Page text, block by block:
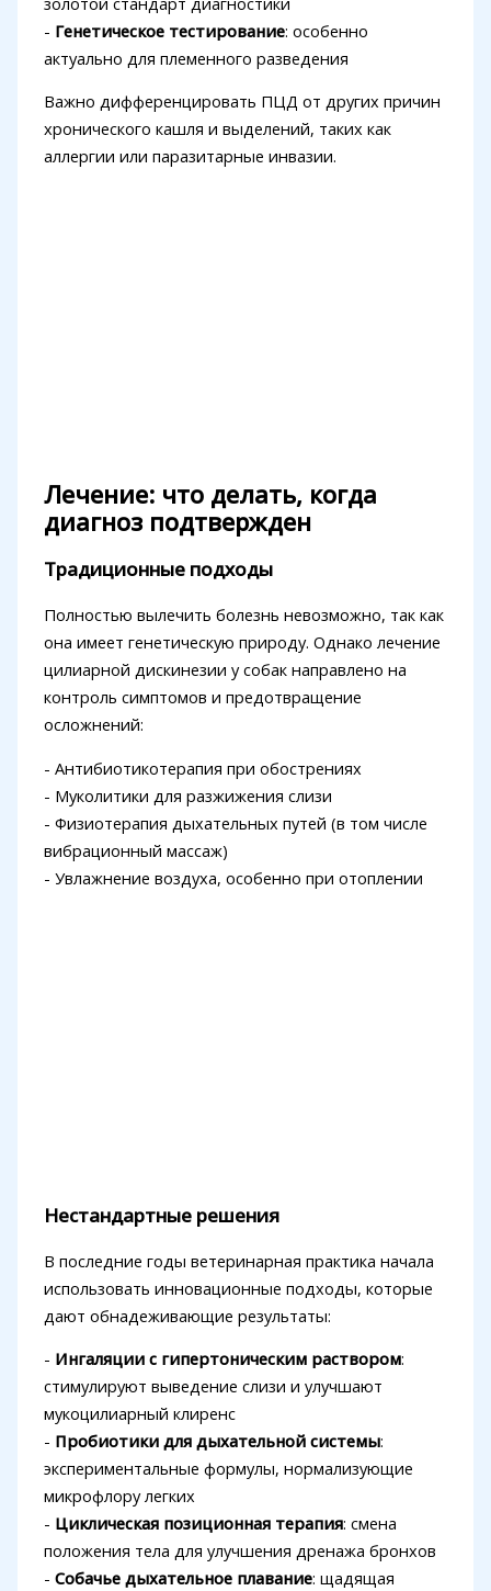
- Генетическое тестирование: особенно
актуально для племенного разведения
Важно дифференцировать ПЦД от других причин
хронического кашля и выделений, таких как
аллергии или паразитарные инвазии.
Лечение: что делать, когда
диагноз подтвержден
Традиционные подходы
Полностью вылечить болезнь невозможно, так как
она имеет генетическую природу. Однако лечение
цилиарной дискинезии у собак направлено на
контроль симптомов и предотвращение
осложнений:
- Антибиотикотерапия при обострениях
- Муколитики для разжижения слизи
- Физиотерапия дыхательных путей (в том числе
вибрационный массаж)
- Увлажнение воздуха, особенно при отоплении
Нестандартные решения
В последние годы ветеринарная практика начала
использовать инновационные подходы, которые
дают обнадеживающие результаты:
- Ингаляции с гипертоническим раствором:
стимулируют выведение слизи и улучшают
мукоцилиарный клиренс
- Пробиотики для дыхательной системы:
экспериментальные формулы, нормализующие
микрофлору легких
- Циклическая позиционная терапия: смена
положения тела для улучшения дренажа бронхов
- Собачье дыхательное плавание: щадящая